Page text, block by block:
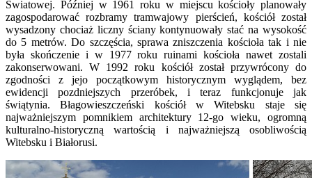
Światowej. Później w 1961 roku w miejscu kościoły planowały
zagospodarować rozbramy tramwajowy pierścień, kościół został
wysadzony chociaż liczny ściany kontynuowały stać na wysokość
do 5 metrów. Do szczęścia, sprawa zniszczenia kościoła tak i nie
była skończenie i w 1977 roku ruinami kościoła nawet zostali
zakonserwowani. W 1992 roku kościół został przywrócony do
zgodności z jejo początkowym historycznym wyglądem, bez
ewidencji pozdniejszych przeróbek, i teraz funkcjonuje jak
świątynia. Błagowieszczeński kościół w Witebsku staje się
najważniejszym pomnikiem architektury 12-go wieku, ogromną
kulturalno-historyczną wartością i najważniejszą osobliwością
Witebsku i Białorusi.